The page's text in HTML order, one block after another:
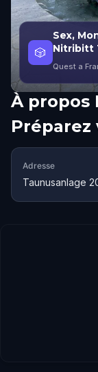
🎲
Sex,
Nitribitt
Quest a
À propos
Adresse
Taunusanlage